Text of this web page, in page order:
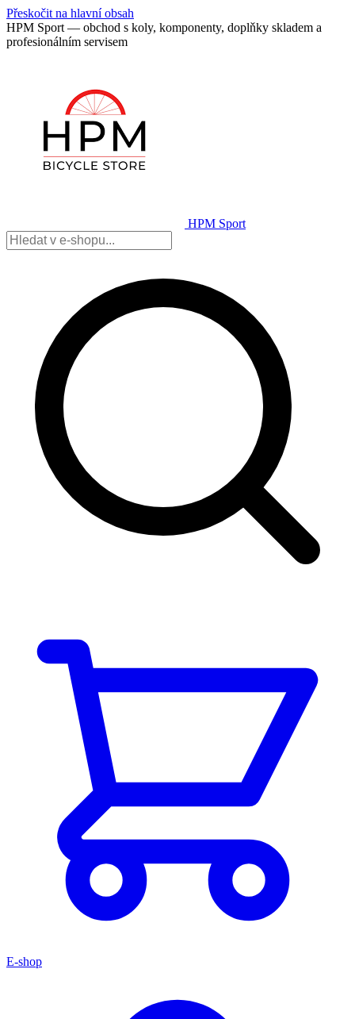
Přeskočit na hlavní obsah
HPM Sport — obchod s koly, komponenty, doplňky skladem a
profesionálním servisem
HPM Sport
E-shop